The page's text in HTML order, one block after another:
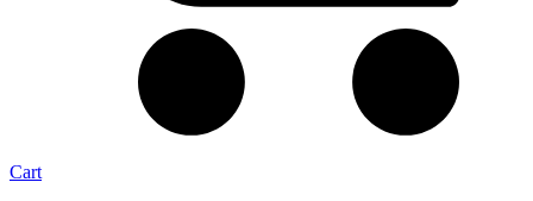
Cart